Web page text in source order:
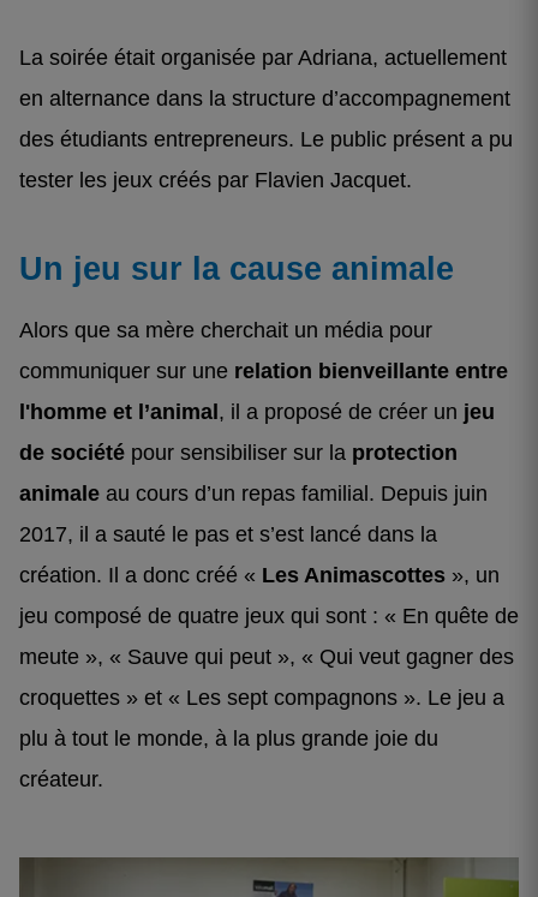
La soirée était organisée par Adriana, actuellement
en alternance dans la structure d’accompagnement
des étudiants entrepreneurs. Le public présent a pu
tester les jeux créés par Flavien Jacquet.
Un jeu sur la cause animale
Alors que sa mère cherchait un média pour
communiquer sur une relation bienveillante entre
l'homme et l’animal , il a proposé de créer un jeu
de société pour sensibiliser sur la protection
animale au cours d’un repas familial. Depuis juin
2017, il a sauté le pas et s’est lancé dans la
création. Il a donc créé « Les Animascottes », un
jeu composé de quatre jeux qui sont : « En quête de
meute », « Sauve qui peut », « Qui veut gagner des
croquettes » et « Les sept compagnons ». Le jeu a
plu à tout le monde, à la plus grande joie du
créateur.